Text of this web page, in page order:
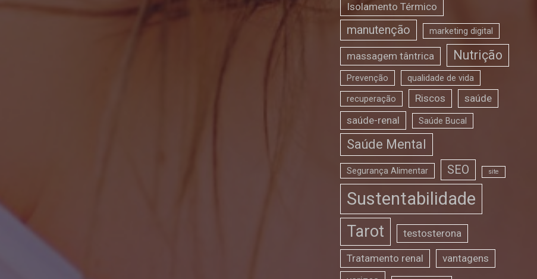
Isolamento Térmico
manutenção marketing digital
massagem tântrica Nutrição
Prevenção qualidade de vida
recuperação Riscos
saúde
saúde-renal
Saúde Bucal
Saúde Mental
Segurança Alimentar SEO site
Sustentabilidade
Tarot testosterona
Tratamento renal
vantagens